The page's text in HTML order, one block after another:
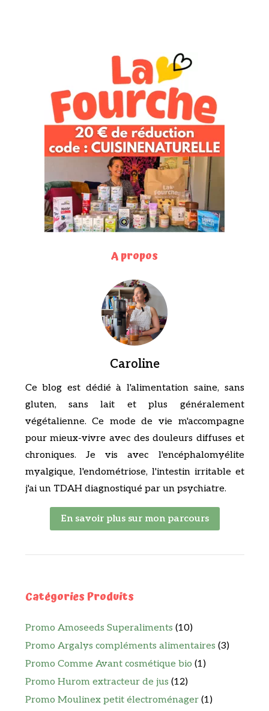
A propos
Caroline
Ce blog est dédié à l'alimentation saine, sans
gluten, sans lait et plus généralement
végétalienne. Ce mode de vie m'accompagne
pour mieux-vivre avec des douleurs diffuses et
chroniques. Je vis avec l'encéphalomyélite
myalgique, l'endométriose, l'intestin irritable et
j'ai un TDAH diagnostiqué par un psychiatre.
En savoir plus sur mon parcours
Catégories Produits
Promo Amoseeds Superaliments (10)
Promo Argalys compléments alimentaires (3)
Promo Comme Avant cosmétique bio (1)
Promo Hurom extracteur de jus (12)
Promo Moulinex petit électroménager (1)